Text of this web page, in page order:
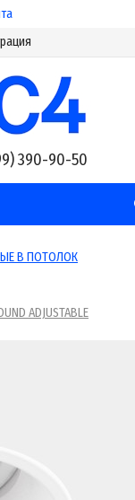
390-90-50
В ПОТОЛОК
ADJUSTABLE